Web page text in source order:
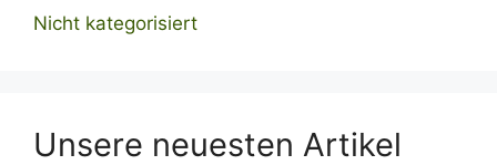
Nicht kategorisiert
Unsere neuesten Artikel